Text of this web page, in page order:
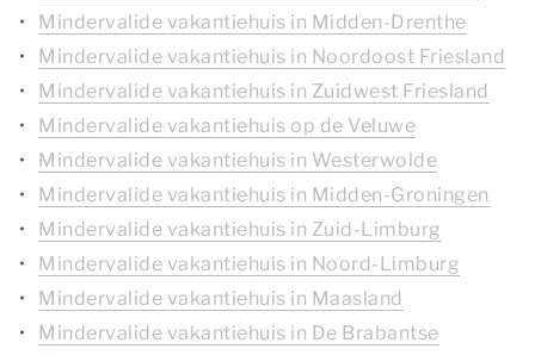
Mindervalide vakantiehuis in Midden-Drenthe
Mindervalide vakantiehuis in Noordoost Friesland
Mindervalide vakantiehuis in Zuidwest Friesland
Mindervalide vakantiehuis op de Veluwe
Mindervalide vakantiehuis in Westerwolde
Mindervalide vakantiehuis in Midden-Groningen
Mindervalide vakantiehuis in Zuid-Limburg
Mindervalide vakantiehuis in Noord-Limburg
Mindervalide vakantiehuis in Maasland
Mindervalide vakantiehuis in De Brabantse